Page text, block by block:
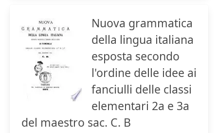
Nuova grammatica
della lingua italiana
esposta secondo
l'ordine delle idee ai
fanciulli delle classi
elementari 2a e 3a
del maestro sac. C. B